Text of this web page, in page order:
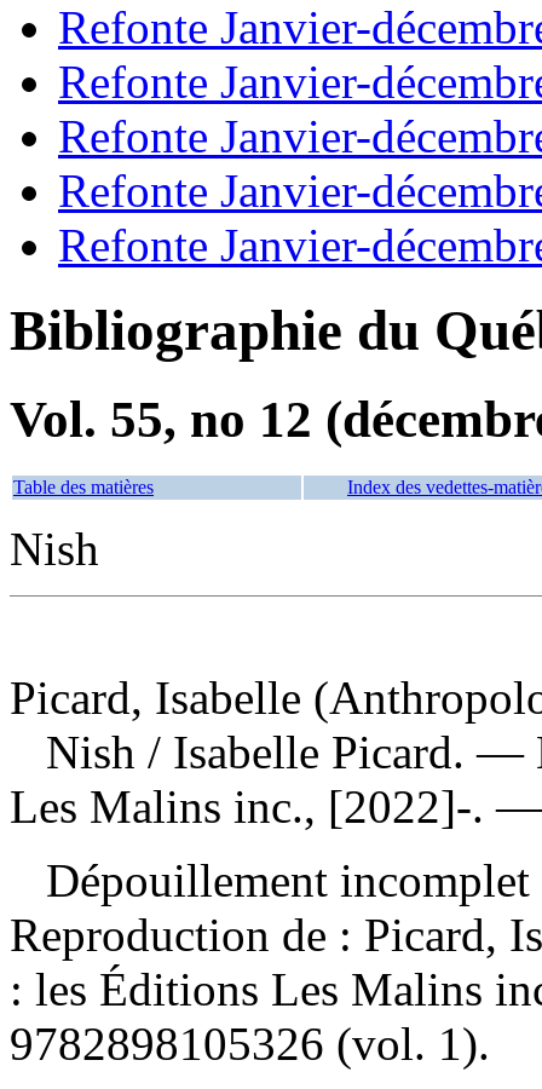
Refonte Janvier-
Refonte Janvier-
Refonte Janvier-
Refonte Janvier-
Refonte Janvier-
Bibliographie du
Vol. 55, no 12
Table des matières Index des vedettes-
Nish
Picard, Isabelle
Nish / Isabelle Picard. —
Les Malins inc., [2022]-.
Dépouillement
Reproduction de : Picard,
: les Éditions Les Malins
9782898105326 (vol. 1).